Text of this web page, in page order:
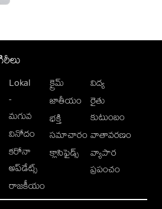
Lokal
-
మగువ
వినోదం
కరోనా
అప్‌డేట్స్
రాజకీయం
క్రైమ్
జాతీయం
భక్తి
సమాచారం
క్లాసిఫైడ్స్
విద్య
రైతు
కుటుంబం
వాతావరణం
వ్యాపార
ప్రపంచం